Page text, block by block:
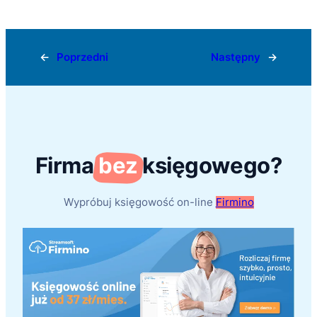
← Poprzedni Następny →
Firmabezksięgowego?
Wypróbuj księgowość on-line Firmino